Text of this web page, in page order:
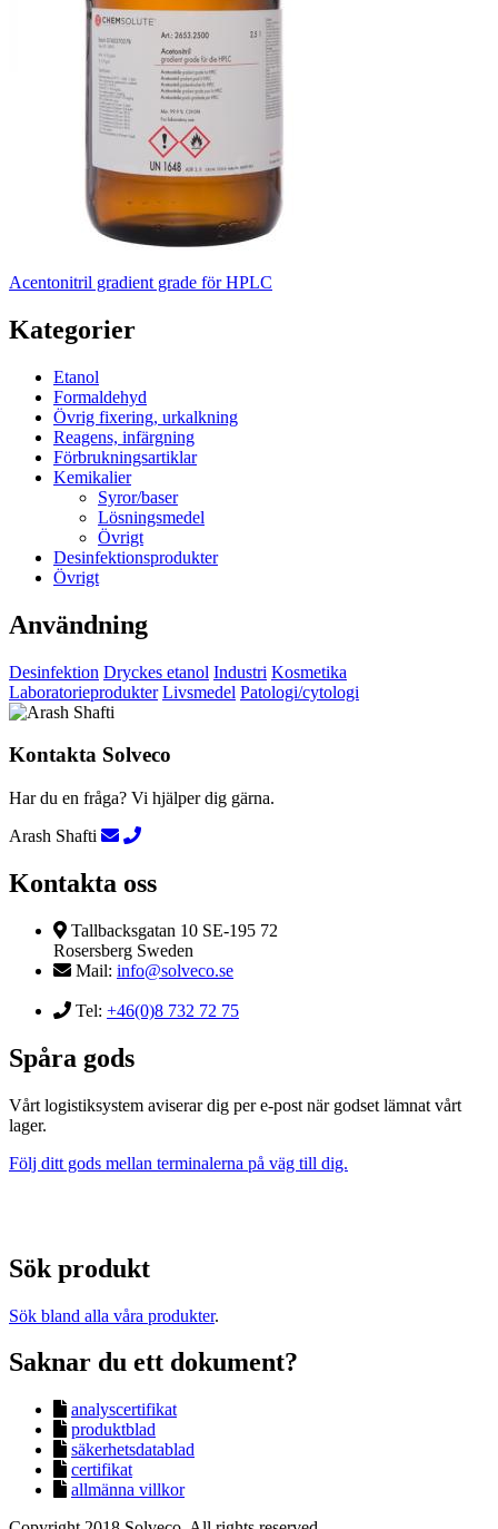
Acentonitril gradient grade för HPLC
Kategorier
Etanol
Formaldehyd
Övrig fixering, urkalkning
Reagens, infärgning
Förbrukningsartiklar
Kemikalier
Syror/baser
Lösningsmedel
Övrigt
Desinfektionsprodukter
Övrigt
Användning
Desinfektion Dryckes etanol Industri Kosmetika
Laboratorieprodukter Livsmedel Patologi/cytologi
Kontakta Solveco
Har du en fråga? Vi hjälper dig gärna.
Arash Shafti
Kontakta oss
Tallbacksgatan 10 SE-195 72
Rosersberg Sweden
Mail: info@solveco.se
Tel: +46(0)8 732 72 75
Spåra gods
Vårt logistiksystem aviserar dig per e-post när godset lämnat vårt
lager.
Följ ditt gods mellan terminalerna på väg till dig.
Sök produkt
Sök bland alla våra produkter.
Saknar du ett dokument?
analyscertifikat
produktblad
säkerhetsdatablad
certifikat
allmänna villkor